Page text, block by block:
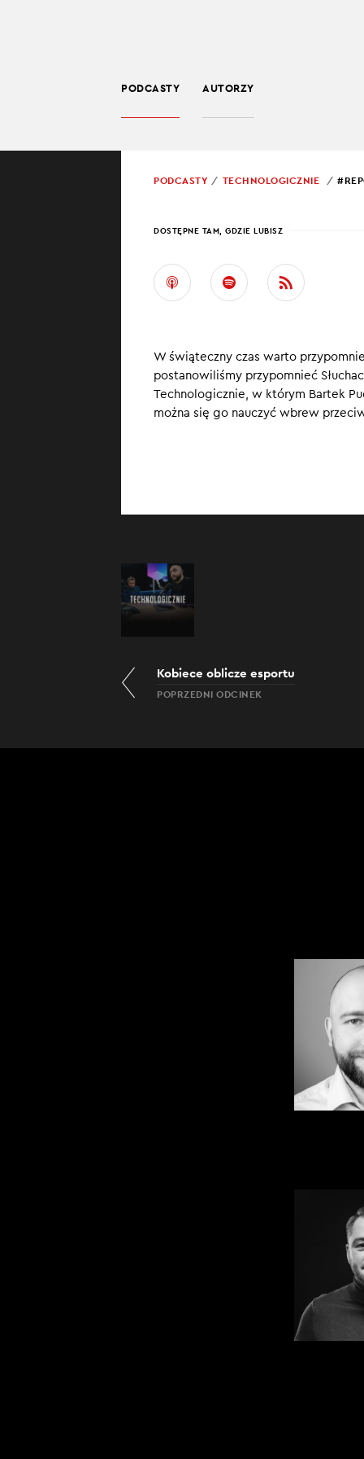
PODCASTY AUTORZY
PROWADZĄCY:
się
PODCASTY
TECHNOLOGICZNIE
DOSTĘPNE TAM, GDZIE LUBISZ
W świąteczny czas warto
postanowiliśmy przypomnieć
Technologicznie, w którym Bartek
można się go nauczyć wbrew
Kobiece oblicze esportu
POPRZEDNI ODCINEK